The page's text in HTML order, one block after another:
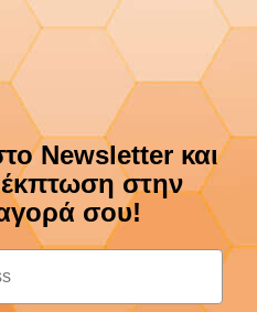
Newsletter και
έκπτωση στην
σου!